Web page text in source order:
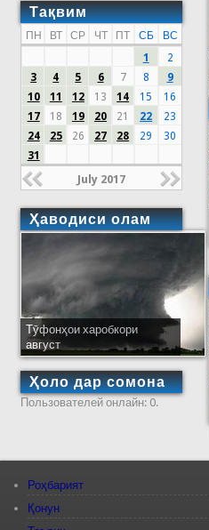
Тақвим
ПН ВТ СР ЧТ ПТ СБ
ВС
1
2
3
4 5 6 7 8
9
10
11 12 13 14 15
16
17
18 19 20 21 22
23
24
25 26 27 28 29
30
31
July 2017
Ҳаводиси олам
Тӯфонҳои харобкори
август
Ҳоло дар сомона
Пользователей онлайн: 0.
Роҳбарият
Қонун